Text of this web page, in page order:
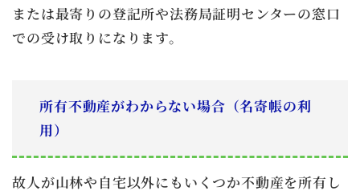
または最寄りの登記所や法務局証明センターの窓口
での受け取りになります。
所有不動産がわからない場合（名寄帳の利
用）
故人が山林や自宅以外にもいくつか不動産を所有し